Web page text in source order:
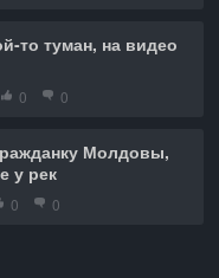
то туман, на видео
0 0
Молдовы,
у рек
0 0